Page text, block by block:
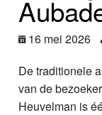
Programma's
Foto's
16 mei 2026
De traditionele
van de
Heuvelman is